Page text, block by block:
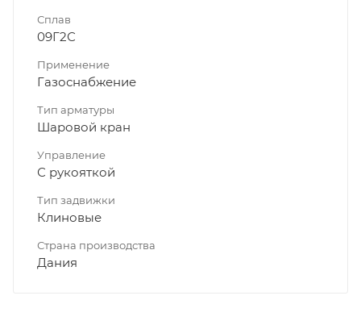
Сплав
09Г2С
Применение
Газоснабжение
Тип арматуры
Шаровой кран
Управление
С рукояткой
Тип задвижки
Клиновые
Страна производства
Дания